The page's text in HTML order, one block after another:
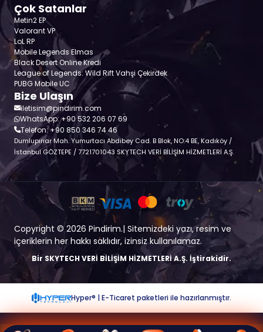
Çok Satanlar
Metin2 EP
Valorant VP
LoL RP
Mobile Legends Elmas
Black Desert Online Kredi
League of Legends: Wild Rift Vahşi Çekirdek
PUBG Mobile UC
Bize Ulaşın
iletisim@pindirim.com
WhatsApp: +90 532 206 07 69
Telefon: +90 850 346 74 46
Dumlupınar Mah. Yumurtacı Abdibey Cad. B Blok, NO:4 BE, Kadıköy /
İstanbul GÖZTEPE / 7721701043 SKYTECH VERİ BİLİŞİM HİZMETLERİ A.Ş.
Copyright © 2026 Pindirim.| Sitemizdeki yazı, resim ve
içeriklerin her hakkı saklıdır, izinsiz kullanılamaz.
Bir SKYTECH VERİ BİLİŞİM HİZMETLERİ A.Ş. İştirakidir.
Hyper® | E-Ticaret paketleri ile hazırlanmıştır.